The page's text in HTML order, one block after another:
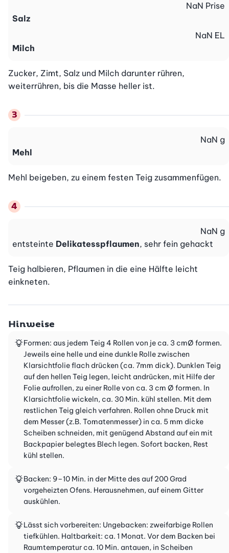
Salz
NaN Prise
Milch
NaN EL
Zucker, Zimt, Salz und Milch darunter rühren,
weiterrühren, bis die Masse heller ist.
Mehl
NaN g
Mehl beigeben, zu einem festen Teig zusammenfügen.
entsteinte Delikatesspflaumen, sehr fein gehackt
NaN g
Teig halbieren, Pflaumen in die eine Hälfte leicht
einkneten.
Hinweise
Formen: aus jedem Teig 4 Rollen von je ca. 3 cmØ formen.
Jeweils eine helle und eine dunkle Rolle zwischen
Klarsichtfolie flach drücken (ca. 7mm dick). Dunklen Teig
auf den hellen Teig legen, leicht andrücken, mit Hilfe der
Folie aufrollen, zu einer Rolle von ca. 3 cm Ø formen. In
Klarsichtfolie wickeln, ca. 30 Min. kühl stellen. Mit dem
restlichen Teig gleich verfahren. Rollen ohne Druck mit
dem Messer (z.B. Tomatenmesser) in ca. 5 mm dicke
Scheiben schneiden, mit genügend Abstand auf ein mit
Backpapier belegtes Blech legen. Sofort backen, Rest
kühl stellen.
Backen: 9–10 Min. in der Mitte des auf 200 Grad
vorgeheizten Ofens. Herausnehmen, auf einem Gitter
auskühlen.
Lässt sich vorbereiten: Ungebacken: zweifarbige Rollen
tiefkühlen. Haltbarkeit: ca. 1 Monat. Vor dem Backen bei
Raumtemperatur ca. 10 Min. antauen, in Scheiben